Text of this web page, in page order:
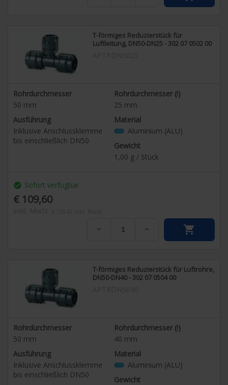
T-förmiges Reduzierstück für
Luftleitung, DN50-DN25 - 302 07 0502 00
Rohrdurchmesser
50 mm
Rohrdurchmesser (!)
25 mm
Ausführung
Inklusive Anschlussklemme
bis einschließlich DN50
Material
Aluminium (ALU)
Gewicht
1,00 g / Stück
check_circle Sofort verfügbar
€ 109,60
 
T-förmiges Reduzierstück für Luftrohre,
DN50-DN40 - 302 07 0504 00
Rohrdurchmesser
50 mm
Rohrdurchmesser (!)
40 mm
Ausführung
Inklusive Anschlussklemme
bis einschließlich DN50
Material
Aluminium (ALU)
Gewicht